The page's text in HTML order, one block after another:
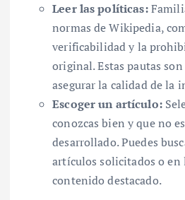
Leer las políticas:
normas de Wikipedia,
verificabilidad y la
original. Estas pautas
asegurar la calidad de la
Escoger un artículo:
conozcas bien y que no
desarrollado. Puedes
artículos solicitados o en
contenido destacado.